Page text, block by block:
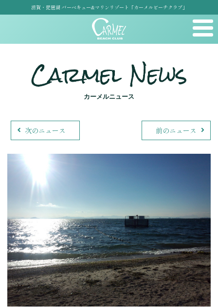
滋賀・琵琶湖 バーベキュー&マリンリゾート「カーメルビーチクラブ」
Carmel News
カーメルニュース
次のニュース 前のニュース